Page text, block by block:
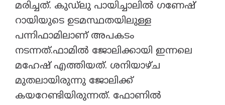
മരിച്ചത്. കുഡ്‌ലു പായിച്ചാലിൽ ഗണേഷ്
റായിയുടെ ഉടമസ്ഥതയിലുള്ള
പന്നിഫാമിലാണ് അപകടം
നടന്നത്.ഫാമില്‍ ജോലിക്കായി ഇന്നലെ
മഹേഷ് എത്തിയത്. ശനിയാഴ്ച
മുതലായിരുന്നു ജോലിക്ക്
കയറേണ്ടിയിരുന്നത്. ഫോണില്‍